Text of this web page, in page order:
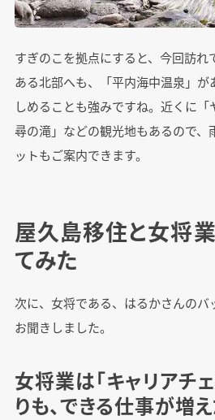
すぎのこを拠点にすると、今回訪
ある北部へも、「平内海中温泉」
しめることも強みですね。近くに
尋の滝」などの観光地もあるので、
ットもご案内できます。
屋久島移住と女将
てみた
次に、女将である、はるかさんのバ
お聞きしました。
女将業は「キャリアチ
りも、できる仕事が増